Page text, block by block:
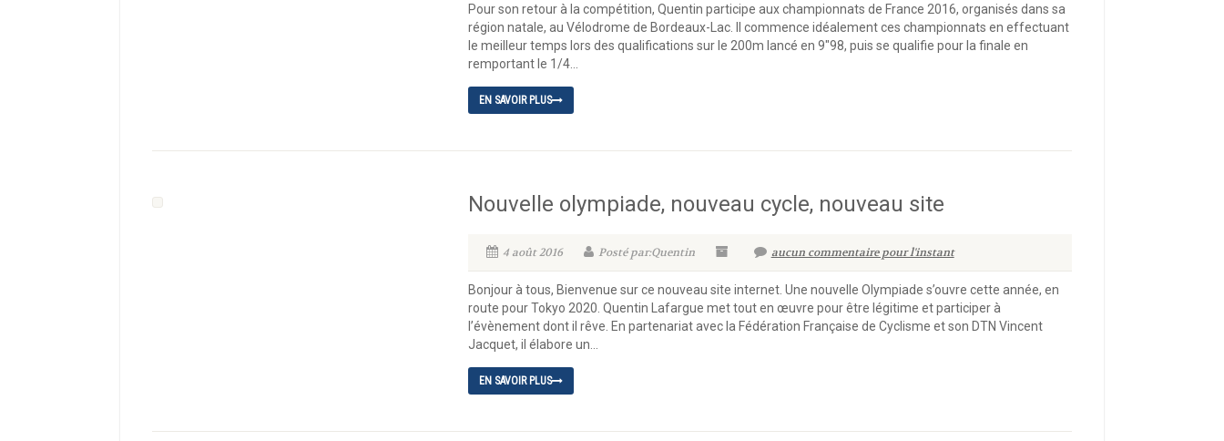
Pour son retour à la compétition, Quentin participe aux championnats de France 2016, organisés dans sa
région natale, au Vélodrome de Bordeaux-Lac. Il commence idéalement ces championnats en effectuant
le meilleur temps lors des qualifications sur le 200m lancé en 9″98, puis se qualifie pour la finale en
remportant le 1/4...
EN SAVOIR PLUS
Nouvelle olympiade, nouveau cycle, nouveau site
4 août 2016 Posté par:Quentin aucun commentaire pour l'instant
Bonjour à tous, Bienvenue sur ce nouveau site internet. Une nouvelle Olympiade s’ouvre cette année, en
route pour Tokyo 2020. Quentin Lafargue met tout en œuvre pour être légitime et participer à
l’évènement dont il rêve. En partenariat avec la Fédération Française de Cyclisme et son DTN Vincent
Jacquet, il élabore un...
EN SAVOIR PLUS